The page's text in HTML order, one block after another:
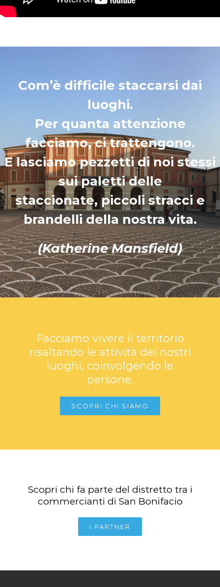
Com’è difficile staccarsi dai
luoghi.
Per quanta attenzione
facciamo, ci trattengono.
E lasciamo pezzetti di noi stessi
sui paletti delle
staccionate, piccoli stracci e
brandelli della nostra vita.
(Katherine Mansfield)
Facciamo vivere il territorio
risaltando le attività dei nostri
luoghi, coinvolgendo le
persone.
SCOPRI CHI SIAMO
Scopri chi fa parte del distretto tra i
commercianti di San Bonifacio
I PARTNER